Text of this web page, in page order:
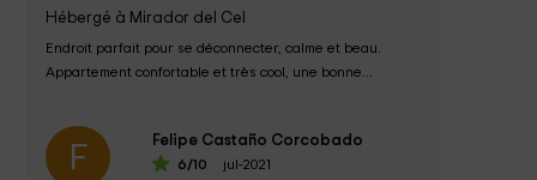
Hébergé à Mirador del Cel
Endroit parfait pour se déconnecter, calme et beau.
Appartement confortable et très cool, une bonne...
F Felipe Castaño Corcobado
6/10 jul-2021